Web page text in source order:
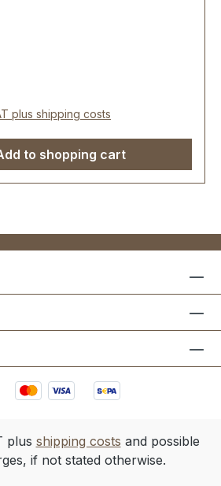
plus shipping costs
to shopping cart
plus shipping costs and possible
if not stated otherwise.